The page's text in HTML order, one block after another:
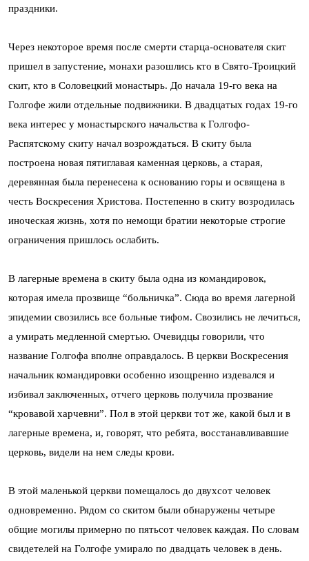
праздники.
Через некоторое время после смерти старца-основателя скит
пришел в запустение, монахи разошлись кто в Свято-Троицкий
скит, кто в Соловецкий монастырь. До начала 19-го века на
Голгофе жили отдельные подвижники. В двадцатых годах 19-го
века интерес у монастырского начальства к Голгофо-
Распятскому скиту начал возрождаться. В скиту была
построена новая пятиглавая каменная церковь, а старая,
деревянная была перенесена к основанию горы и освящена в
честь Воскресения Христова. Постепенно в скиту возродилась
иноческая жизнь, хотя по немощи братии некоторые строгие
ограничения пришлось ослабить.
В лагерные времена в скиту была одна из командировок,
которая имела прозвище “больничка”. Сюда во время лагерной
эпидемии свозились все больные тифом. Свозились не лечиться,
а умирать медленной смертью. Очевидцы говорили, что
название Голгофа вполне оправдалось. В церкви Воскресения
начальник командировки особенно изощренно издевался и
избивал заключенных, отчего церковь получила прозвание
“кровавой харчевни”. Пол в этой церкви тот же, какой был и в
лагерные времена, и, говорят, что ребята, восстанавливавшие
церковь, видели на нем следы крови.
В этой маленькой церкви помещалось до двухсот человек
одновременно. Рядом со скитом были обнаружены четыре
общие могилы примерно по пятьсот человек каждая. По словам
свидетелей на Голгофе умирало по двадцать человек в день.